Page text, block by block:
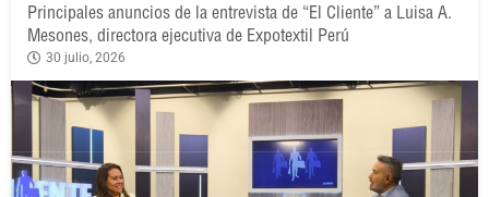
Principales anuncios de la entrevista de “El Cliente” a Luisa A.
Mesones, directora ejecutiva de Expotextil Perú
30 julio, 2026